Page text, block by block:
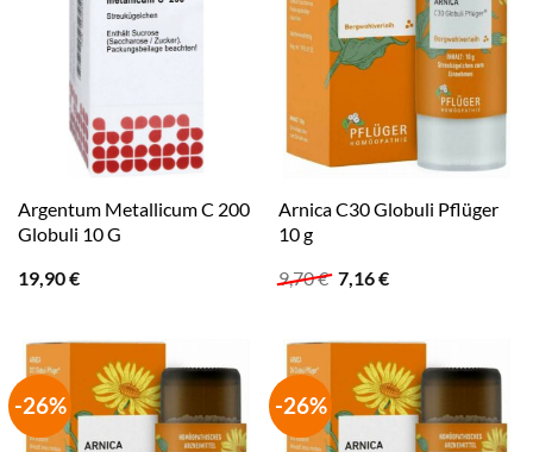
Argentum Metallicum C 200
Globuli 10 G
19,90€
Arnica C30 Globuli Pflüger
10 g
9,70€ Ursprünglicher
7,16€Aktueller
-26% -26%